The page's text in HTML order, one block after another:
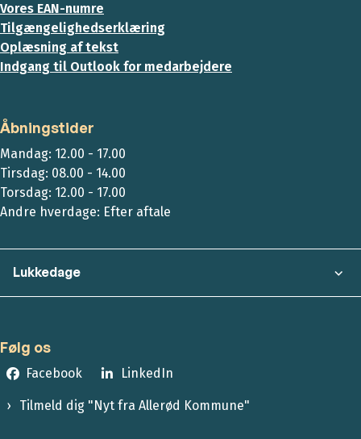
Vores EAN-numre
Tilgængelighedserklæring
Oplæsning af tekst
Indgang til Outlook for medarbejdere
Åbningstider
Mandag: 12.00 - 17.00
Tirsdag: 08.00 - 14.00
Torsdag: 12.00 - 17.00
Andre hverdage: Efter aftale
Lukkedage
Følg os
Facebook LinkedIn
Tilmeld dig "Nyt fra Allerød Kommune"